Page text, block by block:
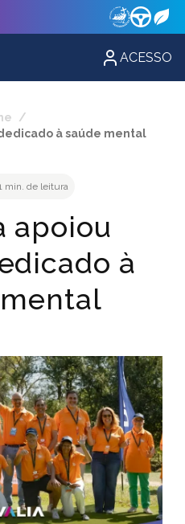
ACESSO
/
à saúde mental
min. de leitura
apoiou
à